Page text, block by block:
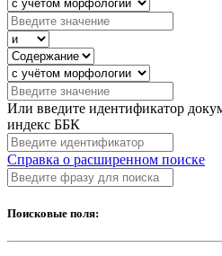
Или введите идентификатор
индекс ББК
Справка о расширенном поиске
Поисковые поля: